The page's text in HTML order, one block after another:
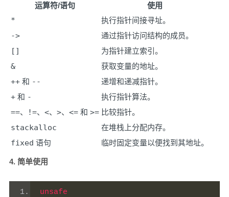
运算符/语句 使用
* 执行指针间接寻址。
-> 通过指针访问结构的成员。
[] 为指针建立索引。
& 获取变量的地址。
++ 和 -- 递增和递减指针。
+ 和 - 执行指针算法。
==、 !=、 <、 >、 <= 和 >= 比较指针。
stackalloc 在堆栈上分配内存。
fixed 语句 临时固定变量以便找到其地址。
4. 简单使用
unsafe